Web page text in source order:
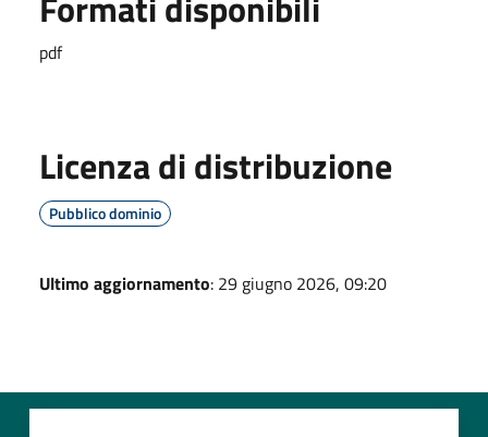
pdf
Licenza di distribuzione
Pubblico dominio
Ultimo aggiornamento: 29 giugno 2026, 09:20